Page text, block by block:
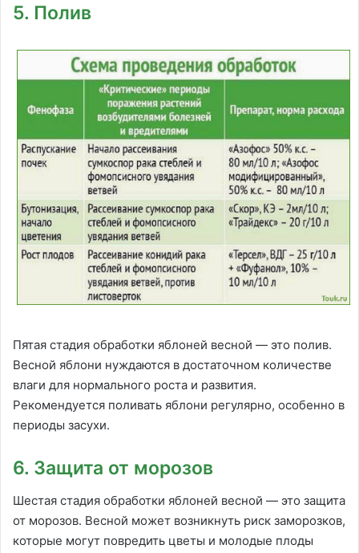
5. Полив
Пятая стадия обработки яблоней весной — это полив.
Весной яблони нуждаются в достаточном количестве
влаги для нормального роста и развития.
Рекомендуется поливать яблони регулярно, особенно в
периоды засухи.
6. Защита от морозов
Шестая стадия обработки яблоней весной — это защита
от морозов. Весной может возникнуть риск заморозков,
которые могут повредить цветы и молодые плоды